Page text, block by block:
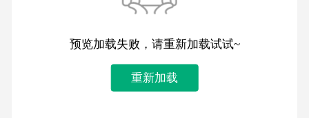
预览加载失败，请重新加载试试~
重新加载